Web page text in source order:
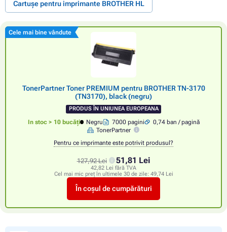
Cartușe pentru imprimante BROTHER HL
Cele mai bine vândute
TonerPartner Toner PREMIUM pentru BROTHER TN-3170
(TN3170), black (negru)
PRODUS ÎN UNIUNEA EUROPEANA
In stoc > 10 bucăți Negru 7000 pagini
0,74 ban / pagină
TonerPartner
Pentru ce imprimante este potrivit produsul?
127,92 Lei 51,81 Lei
42,82 Lei fără TVA
Cel mai mic preț în ultimele 30 de zile: 49,74 Lei
În coșul de cumpărături